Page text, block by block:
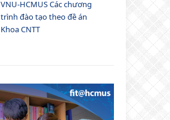
VNU-HCMUS Các chương
trình đào tạo theo đề án
Khoa CNTT